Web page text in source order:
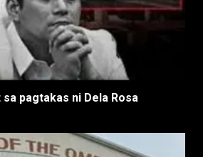
pagtakas ni Dela Rosa